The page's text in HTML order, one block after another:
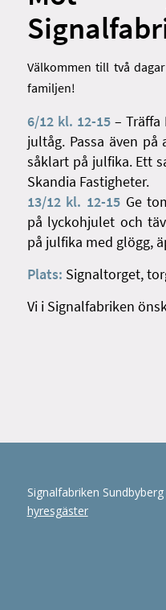
Välkommen till två
familjen!
6/12 kl. 12-15– Träffa
jultåg. Passa även
såklart på julfika. Ett
Skandia Fastigheter.
13/12 kl. 12-15Ge
på lyckohjulet och
på julfika med glögg,
Plats: Signaltorget,
Vi i Signalfabriken
Signalfabriken
hyresgäster